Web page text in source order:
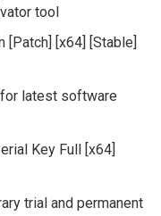
tool
[Patch] [x64] [Stable]
latest software
Key Full [x64]
trial and permanent